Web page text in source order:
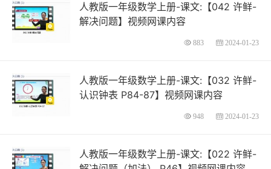
人教版一年级数学上册-课文:【042 许鲜-
解决问题】视频网课内容
883 2024-01-23
人教版一年级数学上册-课文:【032 许鲜-
认识钟表 P84-87】视频网课内容
948 2024-01-23
人教版一年级数学上册-课文:【022 许鲜-